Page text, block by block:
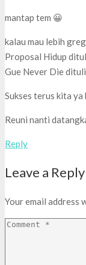
mantap tem 😀
kalau mau lebih
Proposal Hidup
Gue Never Die
Sukses terus kita ya
Reuni nanti
Reply
Leave a Reply
Your email address